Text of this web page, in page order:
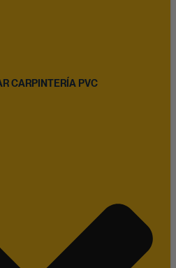
CARPINTERÍA PVC